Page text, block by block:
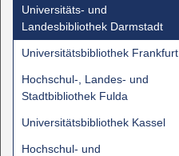
Universitäts- und
Landesbibliothek Darmstadt
Universitätsbibliothek Frankfurt
Hochschul-, Landes- und
Stadtbibliothek Fulda
Universitätsbibliothek Kassel
Hochschul- und